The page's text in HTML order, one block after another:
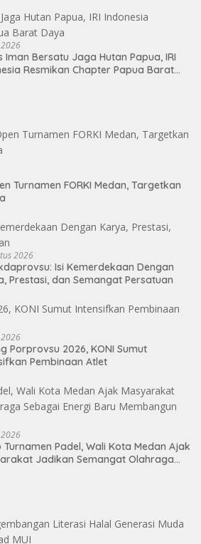
Iman Bersatu Jaga Hutan Papua, IRI
Resmikan Chapter Papua Barat
Turnamen FORKI Medan, Targetkan
2026
Isi Kemerdekaan Dengan
Prestasi, dan Semangat Persatuan
Porprovsu 2026, KONI Sumut
Pembinaan Atlet
2026
Turnamen Padel, Wali Kota Medan Ajak
Jadikan Semangat Olahraga